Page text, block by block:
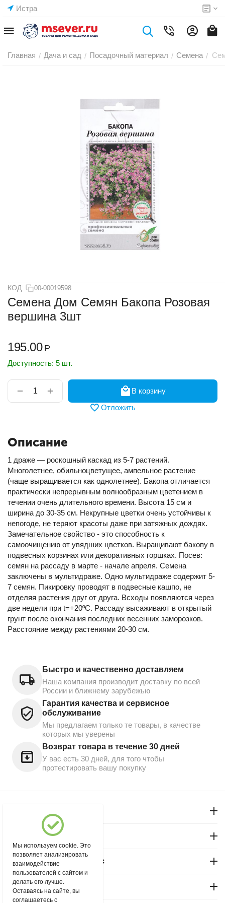
Истра
Главная / Дача и сад / Посадочный материал / Семена /
КОД: 00-00019598
Семена Дом Семян Бакопа Розовая
вершина 3шт
195.00 Р
Доступность: 5 шт.
+
−
В корзину
Отложить
Описание
1 драже — роскошный каскад из 5-7 растений.
Многолетнее, обильноцветущее, ампельное растение
(чаще выращивается как однолетнее). Бакопа отличается
практически непрерывным волнообразным цветением в
течении очень длительного времени. Высота 15 см и
ширина до 30-35 см. Некрупные цветки очень устойчивы к
непогоде, не теряют красоты даже при затяжных дождях.
Замечательное свойство - это способность к
самоочищению от увядших цветков. Выращивают бакопу в
подвесных корзинах или декоративных горшках. Посев:
семян на рассаду в марте - начале апреля. Семена
заключены в мультидраже. Одно мультидраже содержит 5-
7 семян. Пикировку проводят в подвесные кашпо, не
отделяя растения друг от друга. Всходы появляются через
две недели при t=+20ºС. Рассаду высаживают в открытый
грунт после окончания последних весенних заморозков.
Расстояние между растениями 20-30 см.
Быстро и качественно доставляем
Наша компания производит доставку по всей
России и ближнему зарубежью
Гарантия качества и сервисное
обслуживание
Мы предлагаем только те товары, в качестве
которых мы уверены
Возврат товара в течение 30 дней
У вас есть 30 дней, для того чтобы
протестировать вашу покупку
Магазин "Северный"
Покупательский сервис
Контакты
Мы используем cookie. Это
позволяет анализировать
взаимодействие
пользователей с сайтом и
делать его лучше.
Оставаясь на сайте, вы
соглашаетесь с